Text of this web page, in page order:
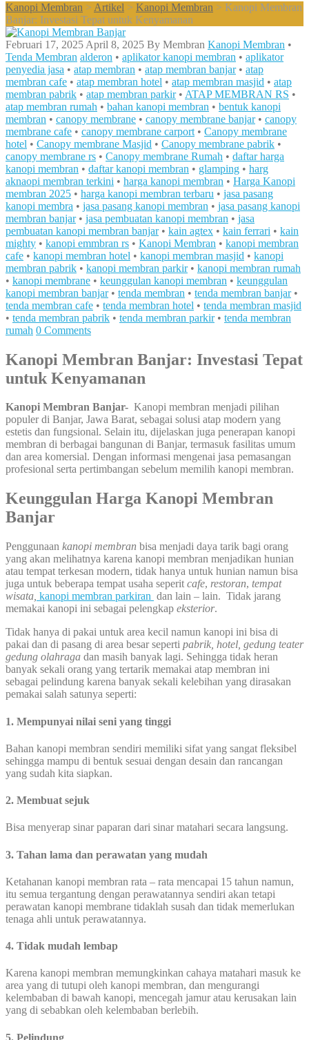
Kanopi Membran > Artikel > Kanopi Membran > Kanopi Membran
Banjar: Investasi Tepat untuk Kenyamanan
Februari 17, 2025 April 8, 2025 By Membran Kanopi Membran •
Tenda Membran alderon • aplikator kanopi membran • aplikator
penyedia jasa • atap membran • atap membran banjar• atap
membran cafe • atap membran hotel • atap membran masjid • atap
membran pabrik • atap membran parkir• ATAP MEMBRAN RS •
atap membran rumah • bahan kanopi membran • bentuk kanopi
membran • canopy membrane • canopy membrane banjar• canopy
membrane cafe • canopy membrane carport • Canopy membrane
hotel • Canopy membrane Masjid • Canopy membrane pabrik •
canopy membrane rs • Canopy membrane Rumah • daftar harga
kanopi membran • daftar kanopi membran • glamping • harg
aknaopi membran terkini • harga kanopi membran • Harga Kanopi
membran 2025 • harga kanopi membran terbaru • jasa pasang
kanopi membra • jasa pasang kanopi membran • jasa pasang kanopi
membran banjar• jasa pembuatan kanopi membran • jasa
pembuatan kanopi membran banjar• kain agtex • kain ferrari • kain
mighty • kanopi emmbran rs • Kanopi Membran • kanopi membran
cafe • kanopi membran hotel • kanopi membran masjid • kanopi
membran pabrik • kanopi membran parkir• kanopi membran rumah
• kanopi membrane • keunggulan kanopi membran • keunggulan
kanopi membran banjar• tenda membran • tenda membran banjar•
tenda membran cafe • tenda membran hotel • tenda membran masjid
• tenda membran pabrik • tenda membran parkir• tenda membran
rumah 0 Comments
Kanopi Membran Banjar: Investasi Tepat
untuk Kenyamanan
Kanopi Membran Banjar- Kanopi membran menjadi pilihan
populer di Banjar, Jawa Barat, sebagai solusi atap modern yang
estetis dan fungsional. Selain itu, dijelaskan juga penerapan kanopi
membran di berbagai bangunan di Banjar, termasuk fasilitas umum
dan area komersial. Dengan informasi mengenai jasa pemasangan
profesional serta pertimbangan sebelum memilih kanopi membran.
Keunggulan Harga Kanopi Membran
Banjar
Penggunaan kanopi membran bisa menjadi daya tarik bagi orang
yang akan melihatnya karena kanopi membran menjadikan hunian
atau tempat terkesan modern, tidak hanya untuk hunian namun bisa
juga untuk beberapa tempat usaha seperit cafe, restoran, tempat
wisata, kanopi membran parkiran dan lain – lain. Tidak jarang
memakai kanopi ini sebagai pelengkap eksterior.
Tidak hanya di pakai untuk area kecil namun kanopi ini bisa di
pakai dan di pasang di area besar seperti pabrik, hotel, gedung teater
gedung olahraga dan masih banyak lagi. Sehingga tidak heran
banyak sekali orang yang tertarik memakai atap membran ini
sebagai pelindung karena banyak sekali kelebihan yang dirasakan
pemakai salah satunya seperti:
1. Mempunyai nilai seni yang tinggi
Bahan kanopi membran sendiri memiliki sifat yang sangat fleksibel
sehingga mampu di bentuk sesuai dengan desain dan rancangan
yang sudah kita siapkan.
2. Membuat sejuk
Bisa menyerap sinar paparan dari sinar matahari secara langsung.
3. Tahan lama dan perawatan yang mudah
Ketahanan kanopi membran rata – rata mencapai 15 tahun namun,
itu semua tergantung dengan perawatannya sendiri akan tetapi
perawatan kanopi membrane tidaklah susah dan tidak memerlukan
tenaga ahli untuk perawatannya.
4. Tidak mudah lembap
Karena kanopi membran memungkinkan cahaya matahari masuk ke
area yang di tutupi oleh kanopi membran, dan mengurangi
kelembaban di bawah kanopi, mencegah jamur atau kerusakan lain
yang di sebabkan oleh kelembaban berlebih.
5. Pelindung